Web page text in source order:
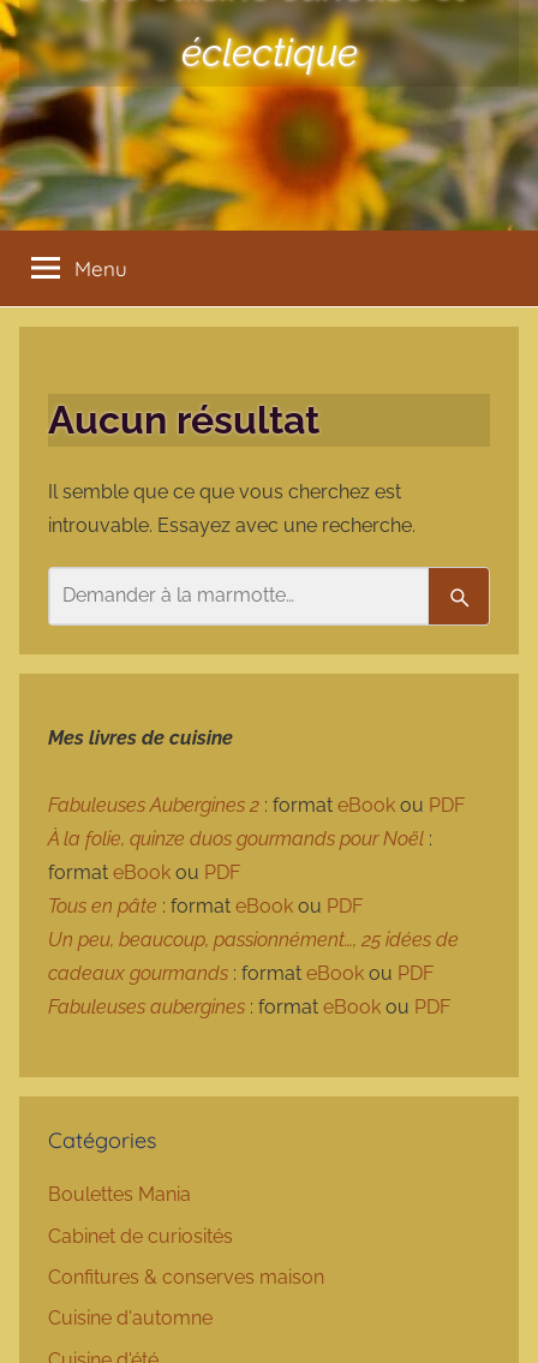
éclectique
Menu
Aucun résultat
Il semble que ce que vous cherchez est
introuvable. Essayez avec une recherche.
Mes livres de cuisine
Fabuleuses Aubergines 2 : format eBook ou PDF
À la folie, quinze duos gourmands pour Noël :
format eBook ou PDF
Tous en pâte : format eBook ou PDF
Un peu, beaucoup, passionnément…, 25 idées de
cadeaux gourmands : format eBook ou PDF
Fabuleuses aubergines : format eBook ou PDF
Catégories
Boulettes Mania
Cabinet de curiosités
Confitures & conserves maison
Cuisine d'automne